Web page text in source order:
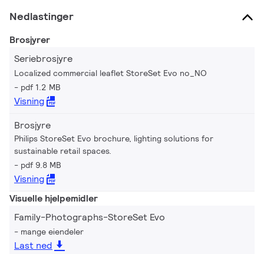
Nedlastinger
Brosjyrer
Seriebrosjyre
Localized commercial leaflet StoreSet Evo no_NO
pdf 1.2 MB
Visning
Brosjyre
Philips StoreSet Evo brochure, lighting solutions for
sustainable retail spaces.
pdf 9.8 MB
Visning
Visuelle hjelpemidler
Family-Photographs-StoreSet Evo
mange eiendeler
Last ned